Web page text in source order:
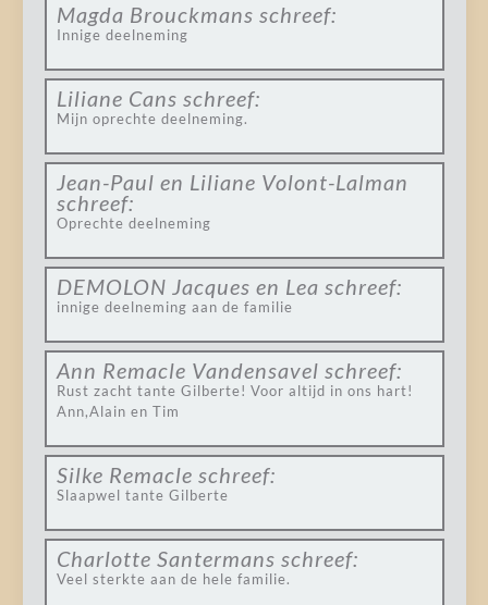
Magda Brouckmans schreef:
Innige deelneming
Liliane Cans schreef:
Mijn oprechte deelneming.
Jean-Paul en Liliane Volont-Lalman
schreef:
Oprechte deelneming
DEMOLON Jacques en Lea schreef:
innige deelneming aan de familie
Ann Remacle Vandensavel schreef:
Rust zacht tante Gilberte! Voor altijd in ons hart!
Ann,Alain en Tim
Silke Remacle schreef:
Slaapwel tante Gilberte
Charlotte Santermans schreef:
Veel sterkte aan de hele familie.